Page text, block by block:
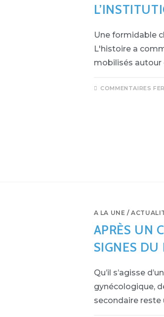
Une formidable
L'histoire a
mobilisés autour
COMMENTAIRES
A LA UNE /
APRÈS UN
SIGNES
Qu’il s’agisse
gynécologique,
secondaire reste